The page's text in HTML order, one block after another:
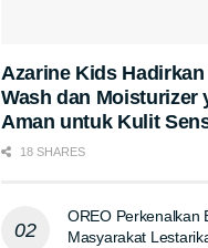
Azarine Kids Hadirkan Face
Wash dan Moisturizer
Aman untuk Kulit
18 SHARES
OREO Perkenalkan
Masyarakat